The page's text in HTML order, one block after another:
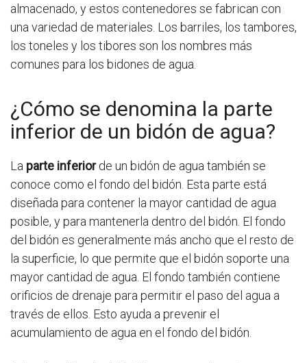
almacenado, y estos contenedores se fabrican con
una variedad de materiales. Los barriles, los tambores,
los toneles y los tibores son los nombres más
comunes para los bidones de agua.
¿Cómo se denomina la parte
inferior de un bidón de agua?
La parte inferiorde un bidón de agua también se
conoce como el fondo del bidón. Esta parte está
diseñada para contener la mayor cantidad de agua
posible, y para mantenerla dentro del bidón. El fondo
del bidón es generalmente más ancho que el resto de
la superficie, lo que permite que el bidón soporte una
mayor cantidad de agua. El fondo también contiene
orificios de drenaje para permitir el paso del agua a
través de ellos. Esto ayuda a prevenir el
acumulamiento de agua en el fondo del bidón.